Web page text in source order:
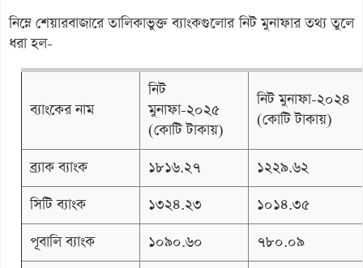
নিম্নে শেয়ারবাজারে তালিকাভুক্ত ব্যাংকগুলোর নিট মুনাফার তথ্য তুলে
ধরা হল-
ব্যাংকের নাম
নিট
মুনাফা-২০২৫
(কোটি টাকায়)
নিট মুনাফা-২০২৪
(কোটি টাকায়)
ব্র্যাক ব্যাংক ১৮১৬.২৭
১২২৯.৬২
সিটি ব্যাংক
১৩২৪.২৩
১০১৪.৩৫
পূবালি ব্যাংক
১০৯০.৬০
৭৮০.০৯